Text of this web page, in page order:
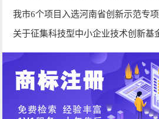
我市6个项目入选河南省创新示范专项